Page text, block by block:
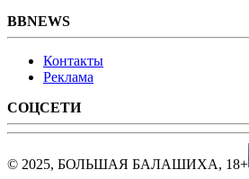
BBNEWS
Контакты
Реклама
СОЦСЕТИ
© 2025, БОЛЬШАЯ БАЛАШИХА, 18+